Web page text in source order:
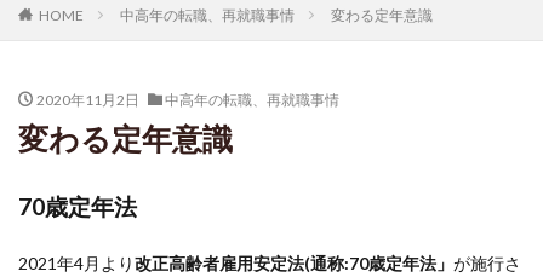
HOME 中高年の転職、再就職事情 変わる定年意識
2020年11月2日 中高年の転職、再就職事情
変わる定年意識
70歳定年法
2021年4月より改正高齢者雇用安定法(通称:70歳定年法」 が施行さ